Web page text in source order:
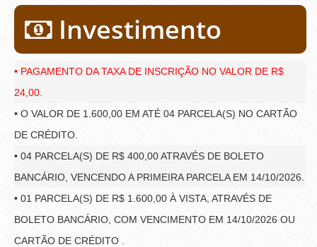
Investimento
• PAGAMENTO DA TAXA DE INSCRIÇÃO NO VALOR DE R$
24,00.
• O VALOR DE 1.600,00 EM ATÉ 04 PARCELA(S) NO CARTÃO
DE CRÉDITO.
• 04 PARCELA(S) DE R$ 400,00 ATRAVÉS DE BOLETO
BANCÁRIO, VENCENDO A PRIMEIRA PARCELA EM 14/10/2026.
• 01 PARCELA(S) DE R$ 1.600,00 À VISTA, ATRAVÉS DE
BOLETO BANCÁRIO, COM VENCIMENTO EM 14/10/2026 OU
CARTÃO DE CRÉDITO .